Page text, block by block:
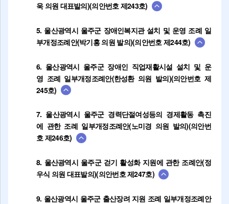
욱 의원 대표발의)(의안번호 제243호)
5. 울산광역시 울주군 장애인복지관 설치 및 운영 조례 일
부개정조례안(박기홍 의원 발의)(의안번호 제244호)
6. 울산광역시 울주군 장애인 직업재활시설 설치 및 운
영 조례 일부개정조례안(한성환 의원 발의)(의안번호 제
245호)
7. 울산광역시 울주군 경력단절여성등의 경제활동 촉진
에 관한 조례 일부개정조례안(노미경 의원 발의)(의안번
호 제246호)
8. 울산광역시 울주군 걷기 활성화 지원에 관한 조례안(정
우식 의원 대표발의)(의안번호 제247호)
9. 울산광역시 울주군 출산장려 지원 조례 일부개정조례안